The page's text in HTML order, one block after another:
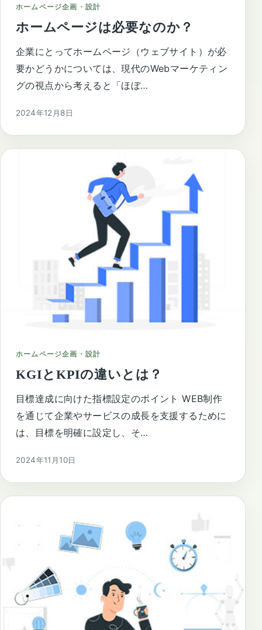
ホームページ企画・設計
ホームページは必要なのか？
企業にとってホームページ（ウェブサイト）が必
要かどうかについては、現代のWebマーケティン
グの視点から考えると「ほぼ…
2024年12月8日
ホームページ企画・設計
KGIとKPIの違いとは？
目標達成に向けた指標設定のポイント WEB制作
を通じて企業やサービスの成長を支援するために
は、目標を明確に設定し、そ…
2024年11月10日